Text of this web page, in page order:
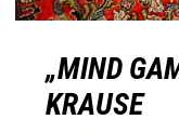
„MIND
KRAUSE